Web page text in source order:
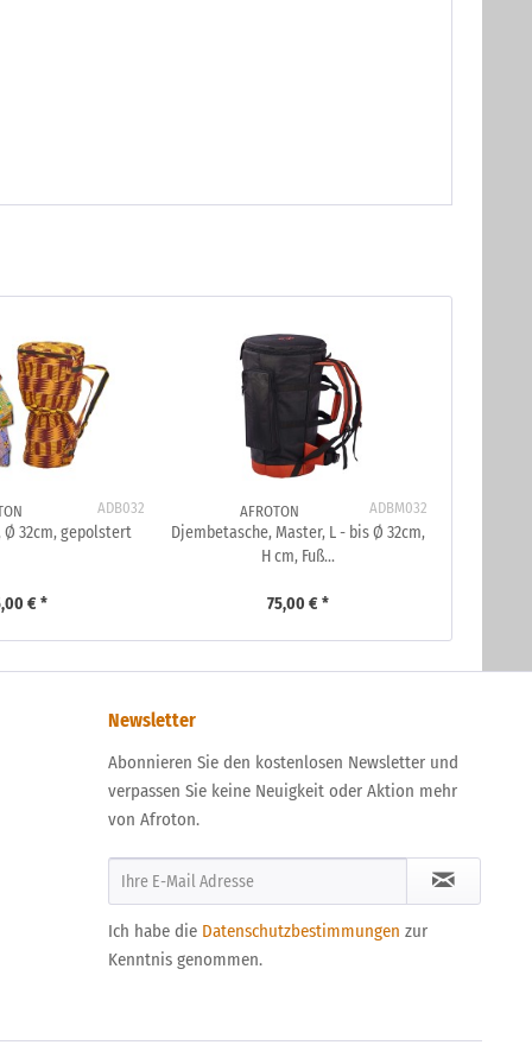
ADB032
Ø 32cm, gepolstert
€ *
ADBM032
AFROTON
Djembetasche, Master, L - bis Ø 32cm,
H cm, Fuß...
75,00 € *
Newsletter
Abonnieren Sie den kostenlosen Newsletter und
verpassen Sie keine Neuigkeit oder Aktion mehr
von Afroton.
Ich habe die Datenschutzbestimmungen zur
Kenntnis genommen.